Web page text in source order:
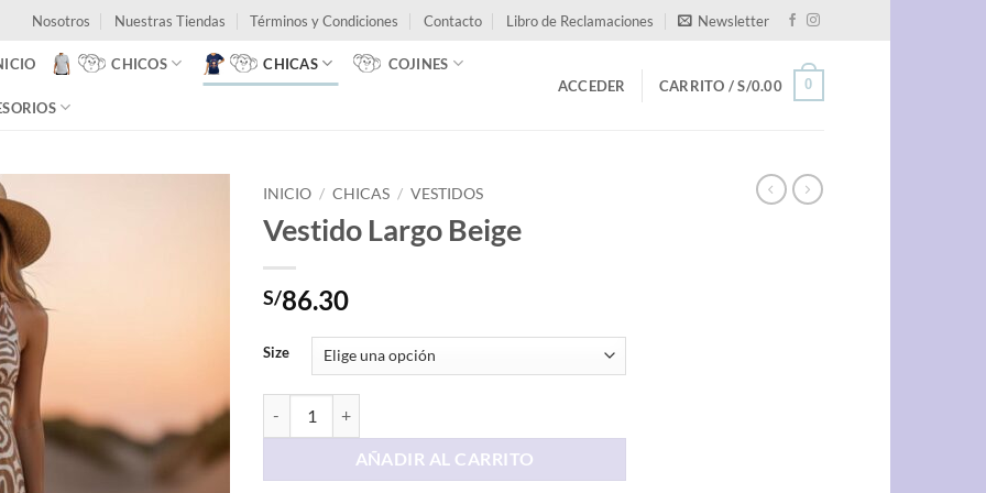
Nosotros Nuestras Tiendas Términos y Condiciones Contacto Libro de Reclamaciones Newsletter
CHICOS CHICAS COJINES
ACCEDER CARRITO /S/0.00 0
INICIO / CHICAS / VESTIDOS
Vestido Largo Beige
S/86.30
Size
AÑADIR AL CARRITO